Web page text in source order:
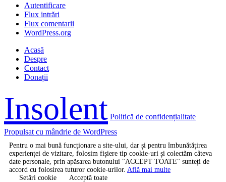
Autentificare
Flux intrări
Flux comentarii
WordPress.org
Acasă
Despre
Contact
Donații
Insolent Politică de confidențialitate
Propulsat cu mândrie de WordPress
Pentru o mai bună funcționare a site-ului, dar și pentru îmbunătățirea
experienței de vizitare, folosim fișiere tip cookie-uri și colectăm câteva
date personale, prin apăsarea butonului "ACCEPT TOATE" sunteți de
accord cu folosirea tuturor cookie-urilor. Află mai multe
Setări cookie
Acceptă toate